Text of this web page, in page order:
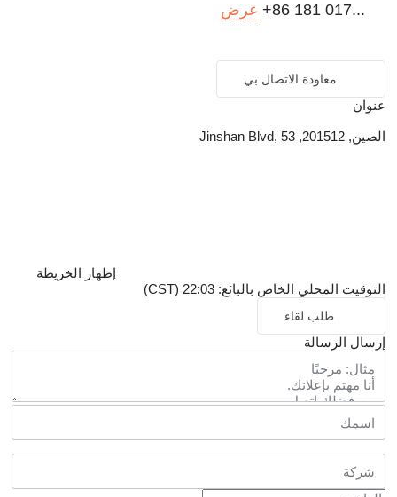
+86 181 017... عرض
معاودة الاتصال بي
عنوان
الصين, 201512, Jinshan Blvd, 53
إظهار الخريطة
التوقيت المحلي الخاص بالبائع: 22:03 (CST)
طلب لقاء
إرسال الرسالة